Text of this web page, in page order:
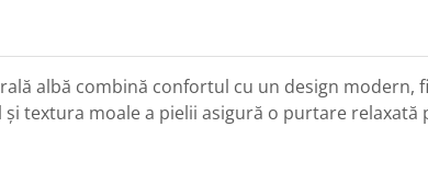
albă combină confortul cu un design
textura moale a pielii asigură o purtare relaxată